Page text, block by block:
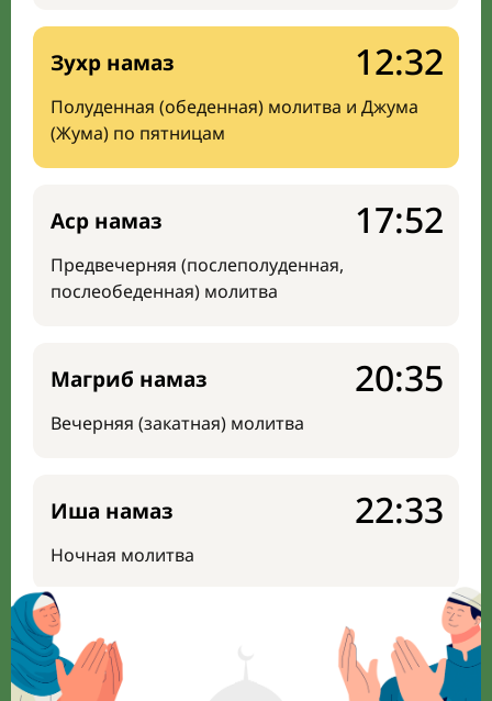
Зухр намаз
Полуденная (обеденная) молитва и Джума
(Жума) по пятницам
12:32
Аср намаз
Предвечерняя (послеполуденная,
послеобеденная) молитва
17:52
Магриб намаз
Вечерняя (закатная) молитва
20:35
Иша намаз
Ночная молитва
22:33